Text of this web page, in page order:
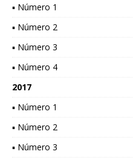
▪ Número 1
▪ Número 2
▪ Número 3
▪ Número 4
2017
▪ Número 1
▪ Número 2
▪ Número 3